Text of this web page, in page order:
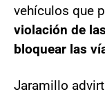
vehículos que
violación de
bloquear las
Jaramillo